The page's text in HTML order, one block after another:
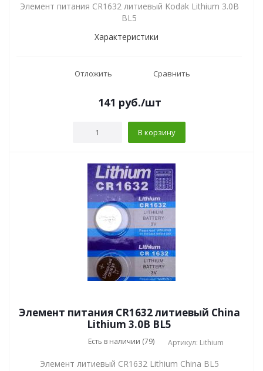
Элемент питания CR1632 литиевый Kodak Lithium 3.0В
BL5
Характеристики
Отложить Сравнить
141 руб./шт
В корзину
Элемент питания CR1632 литиевый China
Lithium 3.0В BL5
Есть в наличии (79) Артикул: Lithium
Элемент литиевый CR1632 Lithium China BL5